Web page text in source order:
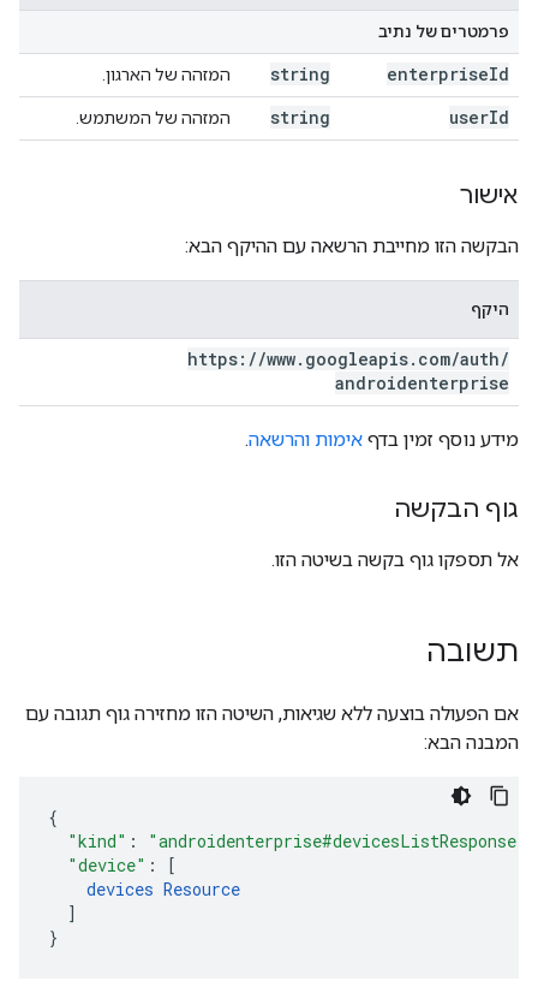
פרמטרים של נתיב
enterpriseId
string המזהה של הארגון.
userId
string המזהה של המשתמש.
אישור
הבקשה הזו מחייבת הרשאה עם ההיקף הבא:
היקף
https: //www. googleapis. com/auth/
androidenterprise
מידע נוסף זמין בדף אימות והרשאה.
גוף הבקשה
אל תספקו גוף בקשה בשיטה הזו.
תשובה
אם הפעולה בוצעה ללא שגיאות, השיטה הזו מחזירה גוף תגובה עם
המבנה הבא:
"kind" : "androidenterprise#devicesListResponse"
"device" :
[
devices Resource
]
}